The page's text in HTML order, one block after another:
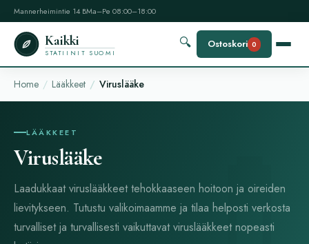
Mannerheimintie 14 BMa–Pe 08:00–18:00
Kaikki
STATIINIT SUOMI
🔍 Ostoskori 0
Home Lääkkeet Viruslääke
LÄÄKKEET
Viruslääke
Laadukkaat viruslääkkeet tehokkaaseen hoitoon ja oireiden
lievitykseen. Tutustu valikoimaamme ja tilaa helposti verkosta
turvalliset ja turvallisesti vaikuttavat viruslääkkeet nopeasti